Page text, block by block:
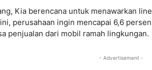
Kia berencana untuk menawarkan
perusahaan ingin mencapai 6,6
penjualan dari mobil ramah lingkungan.
- Advertisement -